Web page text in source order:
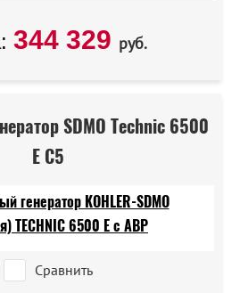
344 329 руб.
SDMO Technic 6500
E C5
Сравнить